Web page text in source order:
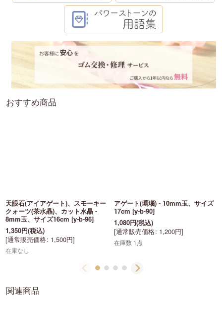
おすすめ商品
天眼石(アイアゲート)、スモーキー
クォーツ(茶水晶)、カット水晶 -
8mm玉、サイズ16cm [y-b-96]
1,350円(税込)
[通常販売価格: 1,500円]
在庫なし
アゲート(瑪瑙) - 10mm玉、サイズ
17cm [y-b-90]
1,080円(税込)
[通常販売価格: 1,200円]
在庫数 1点
関連商品